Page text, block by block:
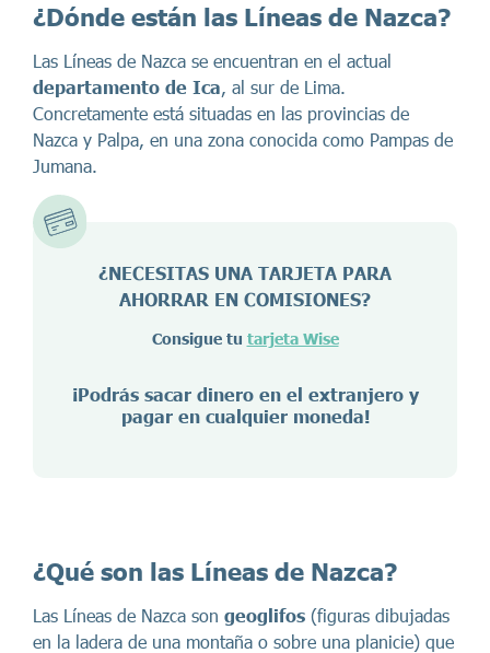
¿Dónde están las Líneas de Nazca?
Las Líneas de Nazca se encuentran en el actual
departamento de Ica, al sur de Lima.
Concretamente está situadas en las provincias de
Nazca y Palpa, en una zona conocida como Pampas de
Jumana.
¿NECESITAS UNA TARJETA PARA
AHORRAR EN COMISIONES?
Consigue tu tarjeta Wise
¡Podrás sacar dinero en el extranjero y
pagar en cualquier moneda!
¿Qué son las Líneas de Nazca?
Las Líneas de Nazca son geoglifos (figuras dibujadas
en la ladera de una montaña o sobre una planicie) que